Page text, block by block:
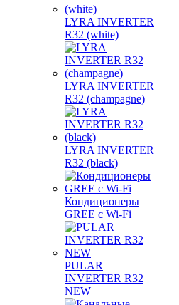
LYRA INVERTER
R32 (white)
LYRA INVERTER
R32 (champagne)
LYRA INVERTER
R32 (black)
Кондиционеры
GREE с Wi-Fi
PULAR
INVERTER R32
NEW